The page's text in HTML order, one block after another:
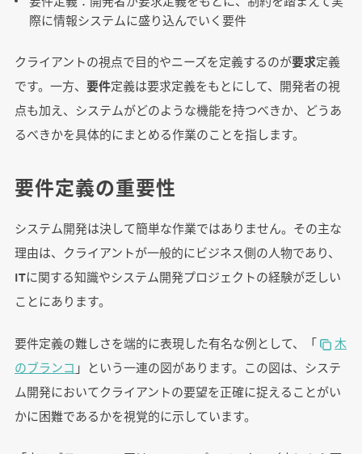
際に情報システムに盛り込んでいく要件
クライアントの視点で目的やニーズを定義するのが要求定義
です。一方、 要件定義は要求定義をもとにして、開発者の視
点も加え、システムがどのような機能を持つべきか、どうあ
るべきかを具体的にまとめる作業のことを指します。
要件定義の重要性
システム開発は決して簡単な作業ではありません。その主な
理由は、クライアントが一般的にビジネス側の人物であり、
ITに関する知識やシステム開発プロジェクトの経験が乏しい
ことにあります。
要件定義の難しさを端的に表現した有名な例として、「
木
のブランコ 」という一連の図があります。この図は、システ
ム開発においてクライアントの要望を正確に捉えることがい
かに困難であるかを視覚的に示しています。